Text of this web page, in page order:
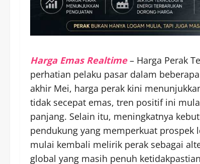
Harga Emas Realtime– Harga Perak
perhatian pelaku pasar dalam
akhir Mei, harga perak kini
tidak secepat emas, tren positif ini
panjang. Selain itu, meningkatnya
pendukung yang memperkuat
mulai kembali melirik perak sebagai
global yang masih penuh